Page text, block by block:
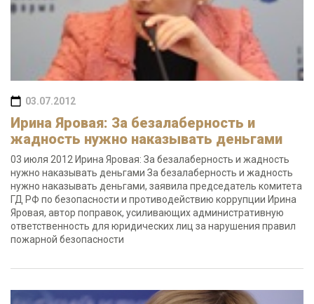
03.07.2012
Ирина Яровая: За безалаберность и
жадность нужно наказывать деньгами
03 июля 2012 Ирина Яровая: За безалаберность и жадность
нужно наказывать деньгами За безалаберность и жадность
нужно наказывать деньгами, заявила председатель комитета
ГД РФ по безопасности и противодействию коррупции Ирина
Яровая, автор поправок, усиливающих административную
ответственность для юридических лиц за нарушения правил
пожарной безопасности